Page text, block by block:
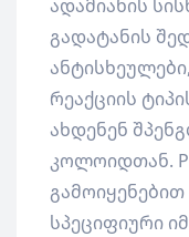
ადამიანის
გადატანის
რეაქციის
ახდენენ
კოლოიდთან.
სპეციფიური